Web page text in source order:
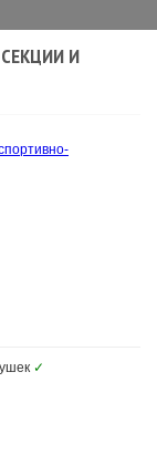
И
✓